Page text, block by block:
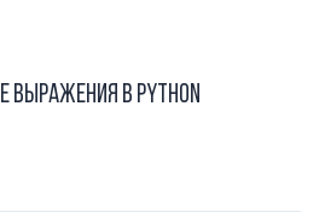
выражения в Python